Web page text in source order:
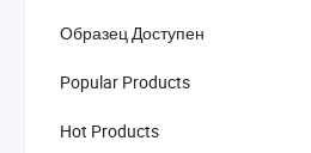
Образец Доступен
Popular Products
Hot Products